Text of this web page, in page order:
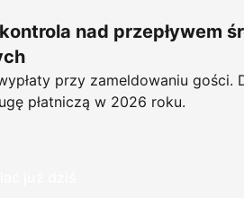
nad przepływem
przy zameldowaniu gości.
płatniczą w 2026 roku.
już dziś